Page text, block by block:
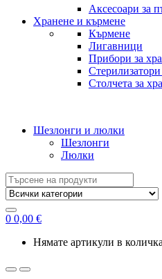
Аксесоари за
Хранене и кърмене
Кърмене
Лигавници
Прибори за
Столчета за
Шезлонги и люлки
Шезлонги
Люлки
Search
for:
0 0,00 €
Нямате артикули в